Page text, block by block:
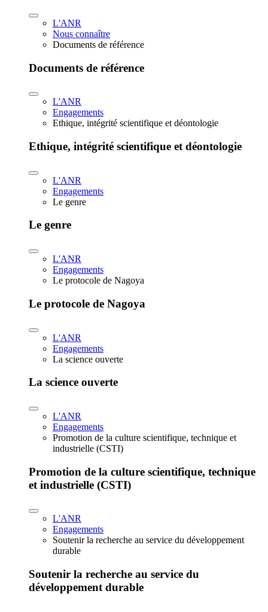
L'ANR
Nous connaître
Documents de référence
Documents de référence
L'ANR
Engagements
Ethique, intégrité scientifique et déontologie
Ethique, intégrité scientifique et déontologie
L'ANR
Engagements
Le genre
Le genre
L'ANR
Engagements
Le protocole de Nagoya
Le protocole de Nagoya
L'ANR
Engagements
La science ouverte
La science ouverte
L'ANR
Engagements
Promotion de la culture scientifique, technique et
industrielle (CSTI)
Promotion de la culture scientifique, technique
et industrielle (CSTI)
L'ANR
Engagements
Soutenir la recherche au service du développement
durable
Soutenir la recherche au service du
développement durable